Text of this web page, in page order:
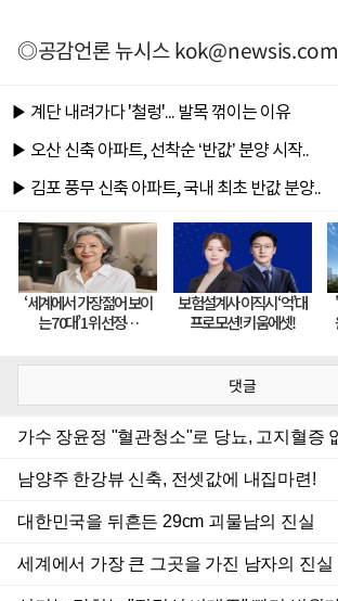
◎공감언론 뉴시스kok@newsis.com
댓글